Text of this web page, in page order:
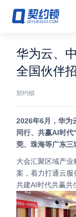
E‑signature
Seals
archives
Security
Solutions
Cases
Support
华为云、中软国际、契约锁联合启动
全国伙伴
契约锁
2026年6月，华
同行、共赢AI时
莞、珠海等广东三
大会汇聚区域产业精英与技术专家，聚焦AI应用落地的可行方
案，着力打通云服
共建AI时代共赢共